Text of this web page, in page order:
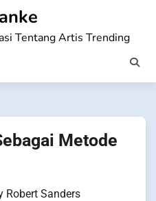
Tentang Artis Trending
Metode
Robert Sanders